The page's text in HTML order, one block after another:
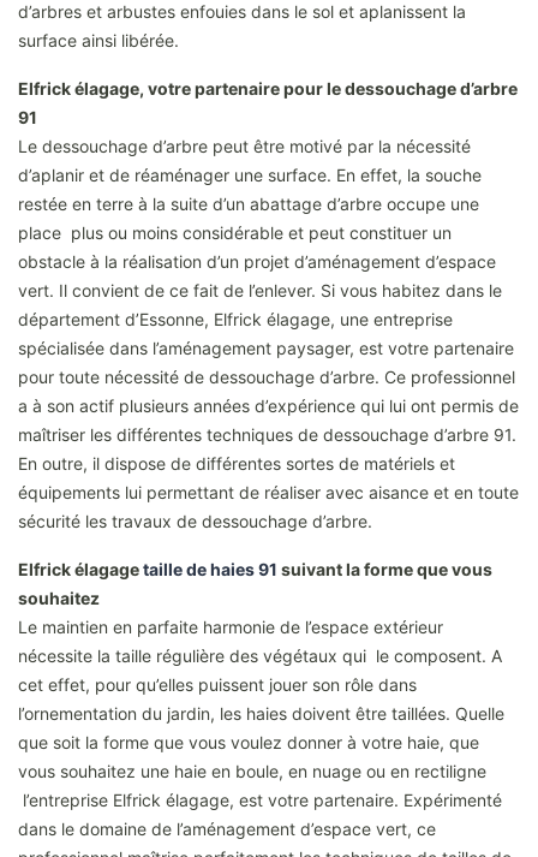
d’arbres et arbustes enfouies dans le sol et aplanissent la
surface ainsi libérée.
Elfrick élagage, votre partenaire pour le dessouchage d’arbre
91
Le dessouchage d’arbre peut être motivé par la nécessité
d’aplanir et de réaménager une surface. En effet, la souche
restée en terre à la suite d’un abattage d’arbre occupe une
place plus ou moins considérable et peut constituer un
obstacle à la réalisation d’un projet d’aménagement d’espace
vert. Il convient de ce fait de l’enlever. Si vous habitez dans le
département d’Essonne, Elfrick élagage, une entreprise
spécialisée dans l’aménagement paysager, est votre partenaire
pour toute nécessité de dessouchage d’arbre. Ce professionnel
a à son actif plusieurs années d’expérience qui lui ont permis de
maîtriser les différentes techniques de dessouchage d’arbre 91.
En outre, il dispose de différentes sortes de matériels et
équipements lui permettant de réaliser avec aisance et en toute
sécurité les travaux de dessouchage d’arbre.
Elfrick élagagetaille de haies 91 suivant la forme que vous
souhaitez
Le maintien en parfaite harmonie de l’espace extérieur
nécessite la taille régulière des végétaux qui le composent. A
cet effet, pour qu’elles puissent jouer son rôle dans
l’ornementation du jardin, les haies doivent être taillées. Quelle
que soit la forme que vous voulez donner à votre haie, que
vous souhaitez une haie en boule, en nuage ou en rectiligne
l’entreprise Elfrick élagage, est votre partenaire. Expérimenté
dans le domaine de l’aménagement d’espace vert, ce